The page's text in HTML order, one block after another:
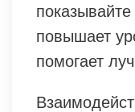
повышает
помогает